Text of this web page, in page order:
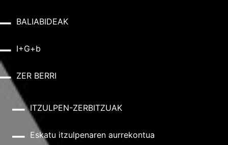
BALIABIDEAK
I+G+b
ZER BERRI
ITZULPEN-ZERBITZUAK
Eskatu itzulpenaren aurrekontua